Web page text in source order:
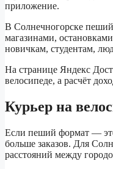
приложение.
В Солнечногорске пеший
магазинами,
новичкам, студентам,
На странице Яндекс
велосипеде, а расчёт
Курьер на
Если пеший формат —
больше заказов. Для
расстояний между